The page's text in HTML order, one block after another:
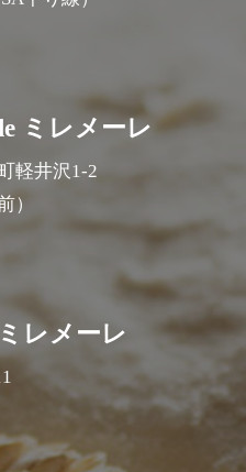
ミレメーレ
軽井沢1-2
）
レメーレ